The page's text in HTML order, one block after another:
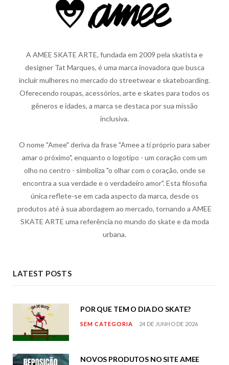
A AMEE SKATE ARTE, fundada em 2009 pela skatista e
designer Tat Marques, é uma marca inovadora que busca
incluir mulheres no mercado do streetwear e skateboarding.
Oferecendo roupas, acessórios, arte e skates para todos os
gêneros e idades, a marca se destaca por sua missão
inclusiva.
O nome "Amee" deriva da frase "Amee a ti próprio para saber
amar o próximo", enquanto o logotipo - um coração com um
olho no centro - simboliza "o olhar com o coração, onde se
encontra a sua verdade e o verdadeiro amor". Esta filosofia
única reflete-se em cada aspecto da marca, desde os
produtos até à sua abordagem ao mercado, tornando a AMEE
SKATE ARTE uma referência no mundo do skate e da moda
urbana.
LATEST POSTS
POR QUE TEM O DIA DO SKATE?
SEM CATEGORIA 24 DE JUNHO DE 2026
NOVOS PRODUTOS NO SITE AMEE